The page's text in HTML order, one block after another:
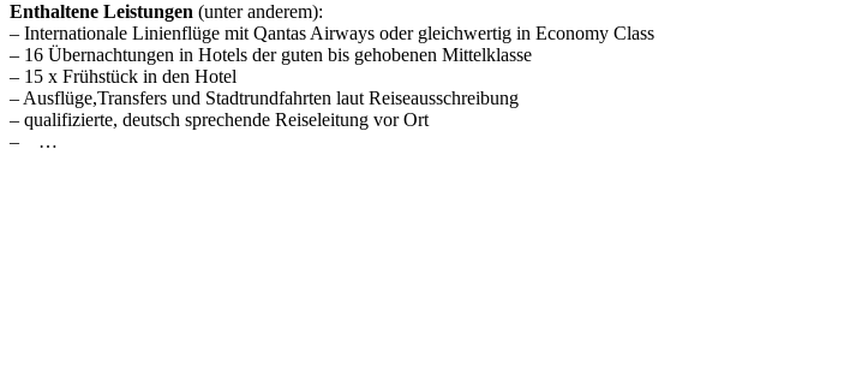
Enthaltene Leistungen (unter anderem):
– Internationale Linienflüge mit Qantas Airways oder gleichwertig in Economy Class
– 16 Übernachtungen in Hotels der guten bis gehobenen Mittelklasse
– 15 x Frühstück in den Hotel
– Ausflüge,Transfers und Stadtrundfahrten laut Reiseausschreibung
– qualifizierte, deutsch sprechende Reiseleitung vor Ort
– …